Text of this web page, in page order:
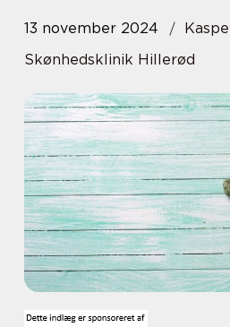
13 november 2024
Skønhedsklinik Hillerød